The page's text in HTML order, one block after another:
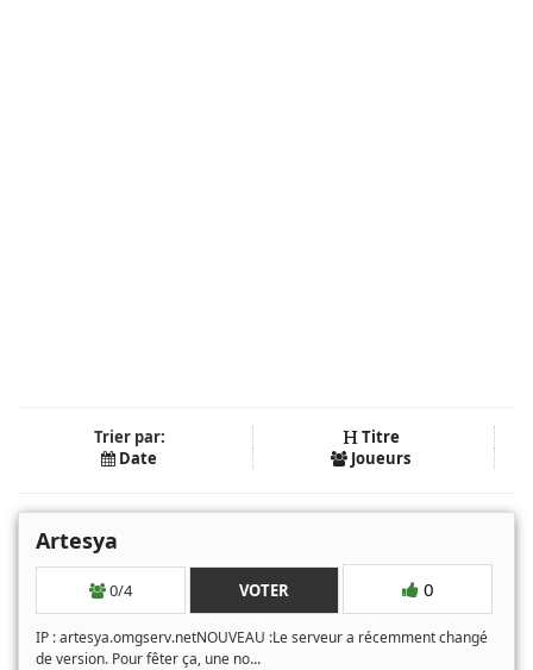
Trier par:
Titre
Date
Joueurs
Artesya
0/4 VOTER 0
IP : artesya.omgserv.netNOUVEAU :Le serveur a récemment changé
de version. Pour fêter ça, une no...